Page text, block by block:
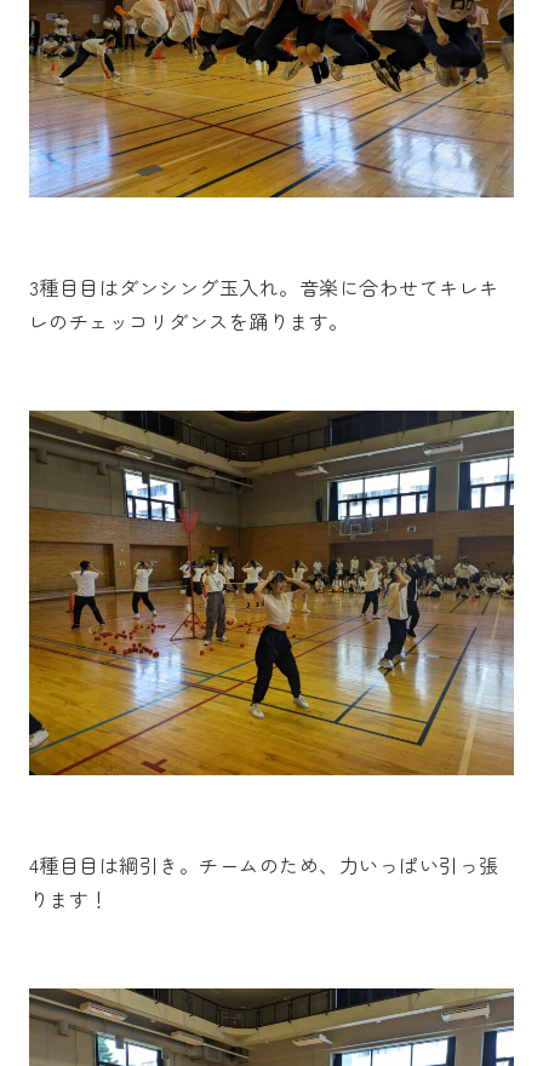
3種目目はダンシング玉入れ。音楽に合わせてキレキ
レのチェッコリダンスを踊ります。
4種目目は綱引き。チームのため、力いっぱい引っ張
ります！